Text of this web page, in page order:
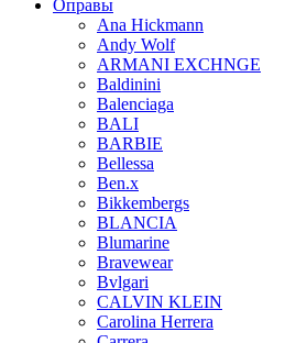
Оправы
Ana Hickmann
Andy Wolf
ARMANI EXCHNGE
Baldinini
Balenciaga
BALI
BARBIE
Bellessa
Ben.x
Bikkembergs
BLANCIA
Blumarine
Bravewear
Bvlgari
CALVIN KLEIN
Carolina Herrera